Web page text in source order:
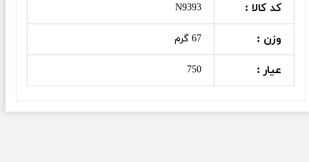
کد کالا : N9393
وزن : 67 گرم
عیار : 750